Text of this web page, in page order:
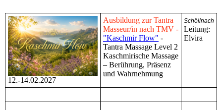
12.-14.02.2027
Ausbildung zur Tantra
Masseur/in nach TMV -
"Kaschmir Flow" -
Tantra Massage Level 2
Kaschmirische Massage
– Berührung, Präsenz
und Wahrnehmung
Schöllnach
Leitung:
Elvira